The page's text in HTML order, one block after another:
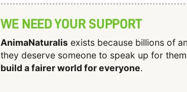
WE NEED YOUR SUPPORT
AnimaNaturalisexists because billions of
they deserve someone to speak up for
build a fairer world for everyone.